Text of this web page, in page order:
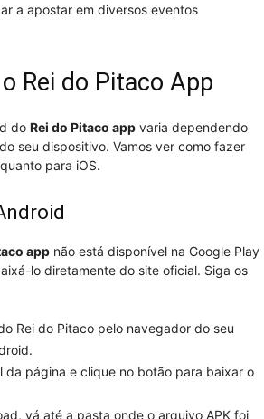
a apostar em diversos eventos
Rei do Pitaco App
do Rei do Pitaco app varia dependendo
seu dispositivo. Vamos ver como fazer
para iOS.
app não está disponível na Google Play
lo diretamente do site oficial. Siga os
Rei do Pitaco pelo navegador do seu
da página e clique no botão para baixar o
vá até a pasta onde o arquivo APK foi